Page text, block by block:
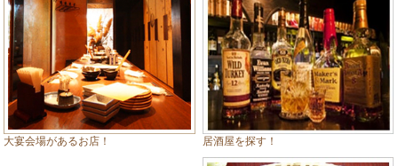
大宴会場があるお店！ 居酒屋を探す！